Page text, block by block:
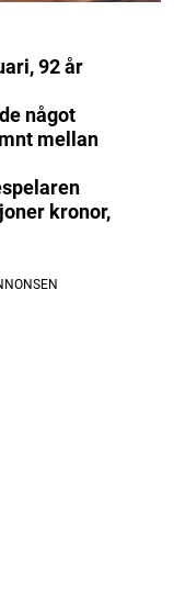
92 år
något
mellan
kronor,